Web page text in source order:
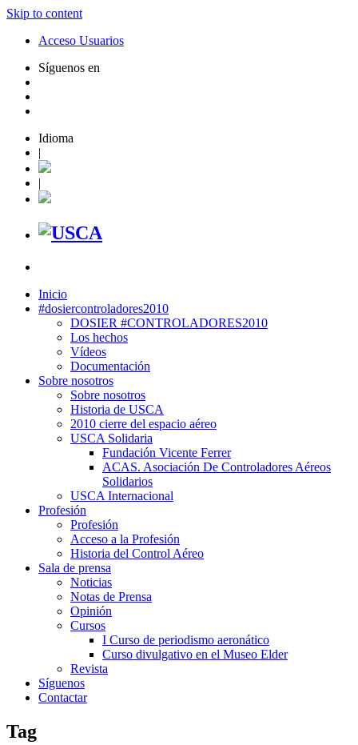
Skip to content
Acceso Usuarios
Síguenos en
Idioma
|
|
Inicio
#dosiercontroladores2010
DOSIER #CONTROLADORES2010
Los hechos
Vídeos
Documentación
Sobre nosotros
Sobre nosotros
Historia de USCA
2010 cierre del espacio aéreo
USCA Solidaria
Fundación Vicente Ferrer
ACAS. Asociación De Controladores Aéreos
Solidarios
USCA Internacional
Profesión
Profesión
Acceso a la Profesión
Historia del Control Aéreo
Sala de prensa
Noticias
Notas de Prensa
Opinión
Cursos
I Curso de periodismo aeronático
Curso divulgativo en el Museo Elder
Revista
Síguenos
Contactar
Tag